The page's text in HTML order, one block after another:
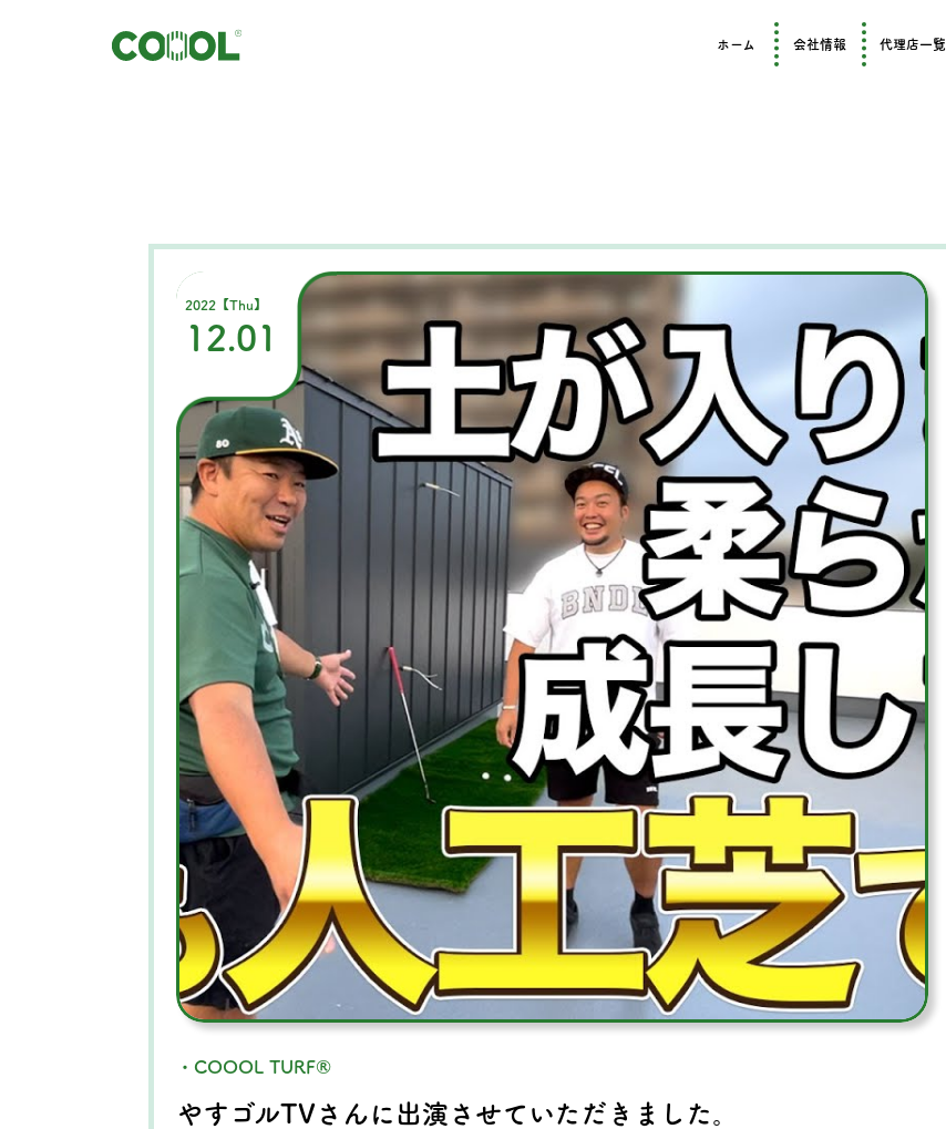
ホーム 会社情報 代理店一覧
2022【Thu】
12.01
・COOOL TURF®
やすゴルTVさんに出演させていただきました。